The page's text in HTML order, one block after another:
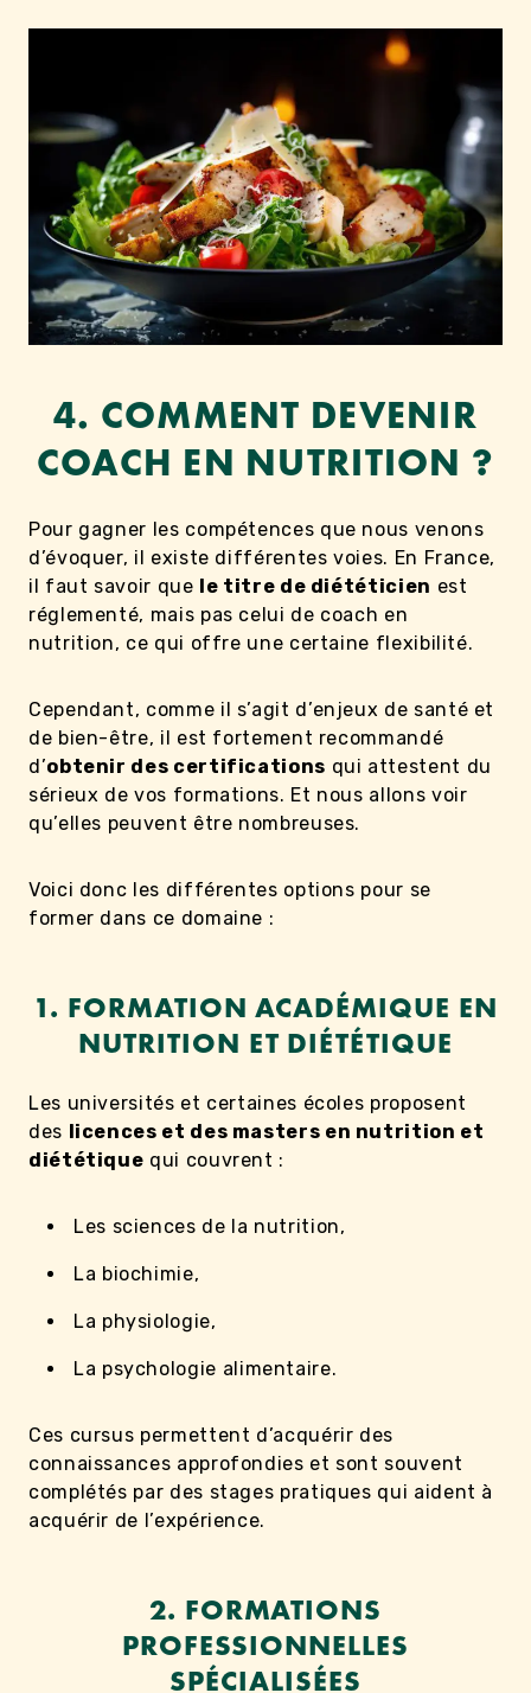
4. COMMENT DEVENIR
COACH EN NUTRITION ?
Pour gagner les compétences que nous venons
d’évoquer, il existe différentes voies. En France,
il faut savoir que le titre de diététicien est
réglementé, mais pas celui de coach en
nutrition, ce qui offre une certaine flexibilité.
Cependant, comme il s’agit d’enjeux de santé et
de bien-être, il est fortement recommandé
d’obtenir des certifications qui attestent du
sérieux de vos formations. Et nous allons voir
qu’elles peuvent être nombreuses.
Voici donc les différentes options pour se
former dans ce domaine :
1. FORMATION ACADÉMIQUE EN
NUTRITION ET DIÉTÉTIQUE
Les universités et certaines écoles proposent
des licences et des masters en nutrition et
diététique qui couvrent :
Les sciences de la nutrition,
La biochimie,
La physiologie,
La psychologie alimentaire.
Ces cursus permettent d’acquérir des
connaissances approfondies et sont souvent
complétés par des stages pratiques qui aident à
acquérir de l’expérience.
2. FORMATIONS
PROFESSIONNELLES
SPÉCIALISÉES